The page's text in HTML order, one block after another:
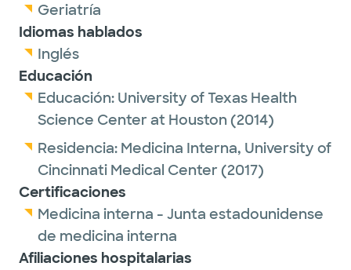
Geriatría
Idiomas hablados
Inglés
Educación
Educación: University of Texas Health
Science Center at Houston (2014)
Residencia: Medicina Interna, University of
Cincinnati Medical Center (2017)
Certificaciones
Medicina interna - Junta estadounidense
de medicina interna
Afiliaciones hospitalarias